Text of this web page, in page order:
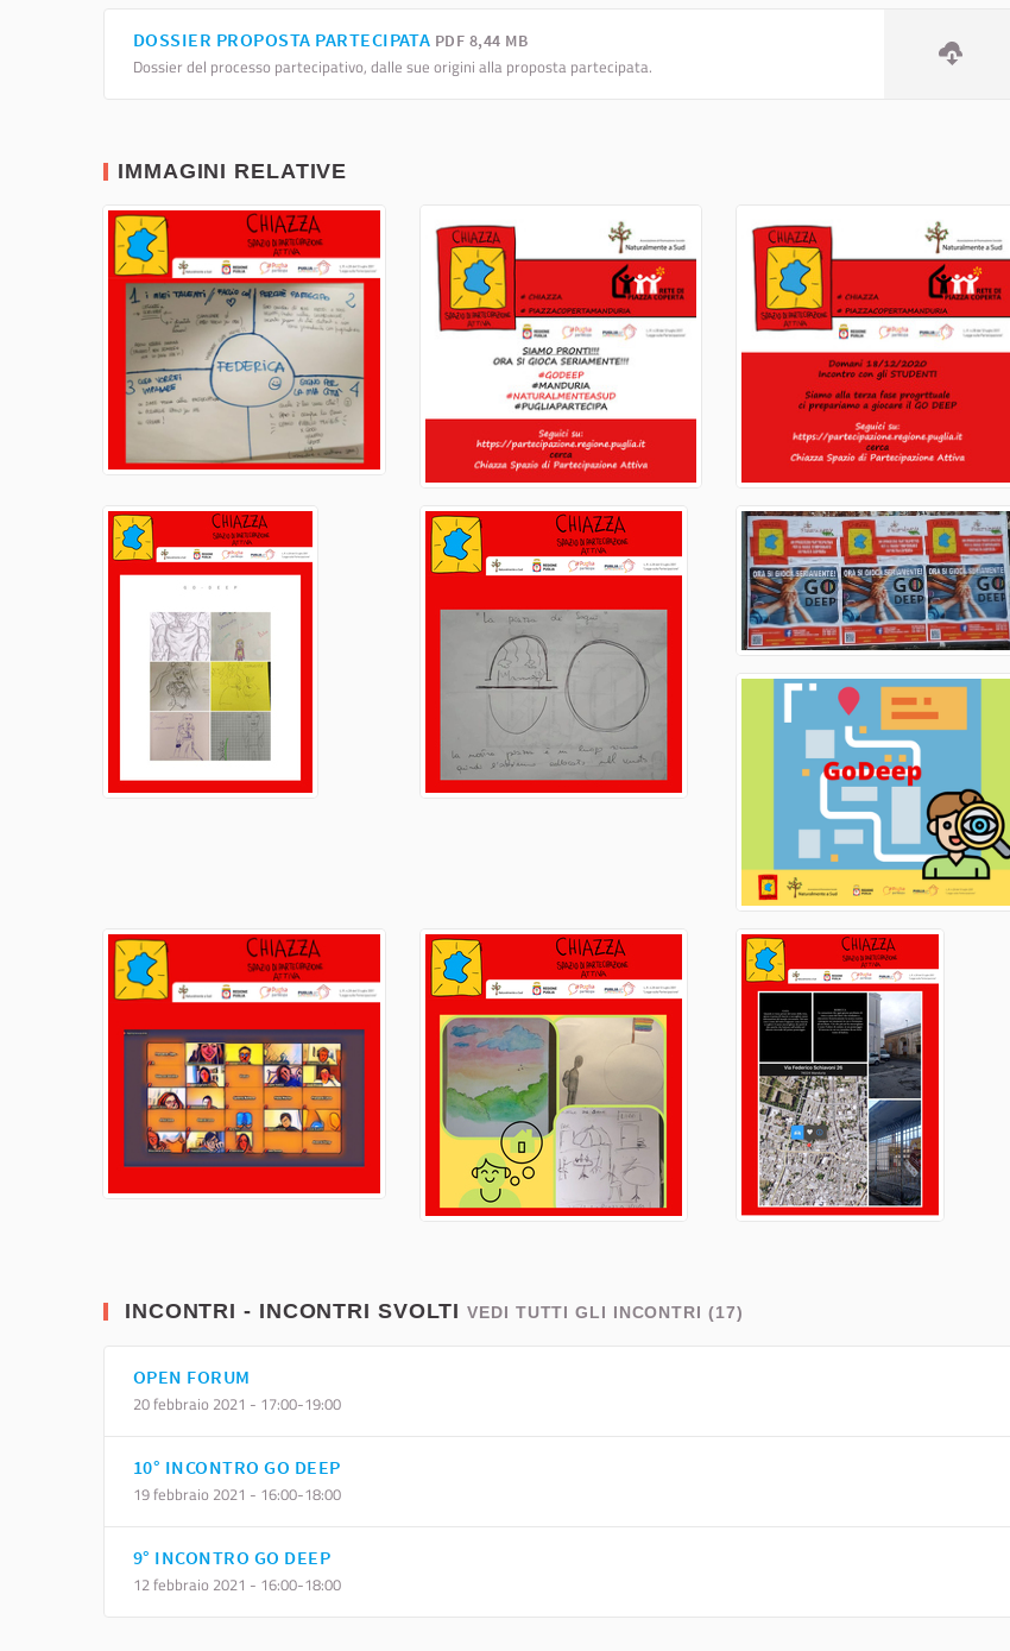
DOSSIER PROPOSTA PARTECIPATA PDF 8,44 MB
Dossier del processo partecipativo, dalle sue origini alla proposta partecipata.
IMMAGINI RELATIVE
INCONTRI - INCONTRI SVOLTIVEDI TUTTI GLI INCONTRI (17)
OPEN FORUM
20 febbraio 2021 - 17:00-19:00
10° INCONTRO GO DEEP
19 febbraio 2021 - 16:00-18:00
9° INCONTRO GO DEEP
12 febbraio 2021 - 16:00-18:00